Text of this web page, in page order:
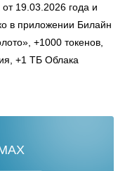
19.03.2026 года и
в приложении Билайн
+1000 токенов,
+1 ТБ Облака